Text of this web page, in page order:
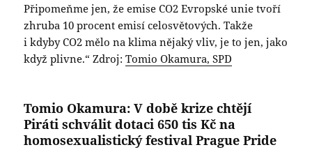
Připomeňme jen, že emise CO2 Evropské unie tvoří
zhruba 10 procent emisí celosvětových. Takže
i kdyby CO2 mělo na klima nějaký vliv, je to jen, jako
když plivne.“ Zdroj:Tomio Okamura, SPD
Tomio Okamura: V době krize chtějí
Piráti schválit dotaci 650 tis Kč na
homosexualistický festival Prague Pride